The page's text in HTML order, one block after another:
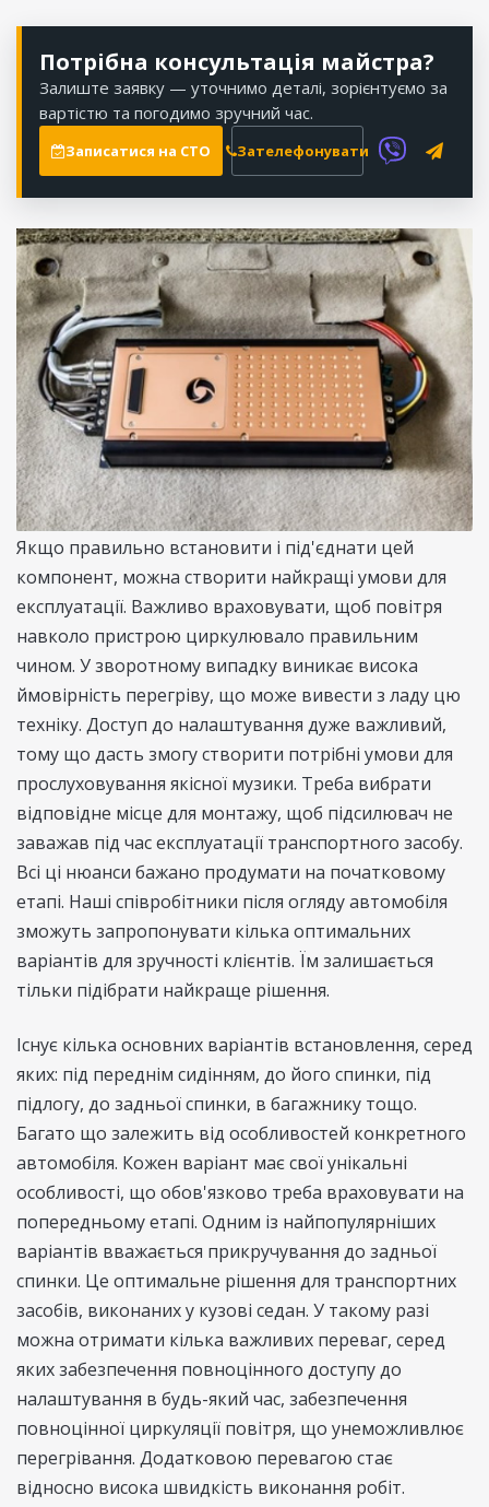
Потрібна консультація майстра?
Залиште заявку — уточнимо деталі, зорієнтуємо за
вартістю та погодимо зручний час.
Записатися на СТО Зателефонувати
Якщо правильно встановити і під'єднати цей
компонент, можна створити найкращі умови для
експлуатації. Важливо враховувати, щоб повітря
навколо пристрою циркулювало правильним
чином. У зворотному випадку виникає висока
ймовірність перегріву, що може вивести з ладу цю
техніку. Доступ до налаштування дуже важливий,
тому що дасть змогу створити потрібні умови для
прослуховування якісної музики. Треба вибрати
відповідне місце для монтажу, щоб підсилювач не
заважав під час експлуатації транспортного засобу.
Всі ці нюанси бажано продумати на початковому
етапі. Наші співробітники після огляду автомобіля
зможуть запропонувати кілька оптимальних
варіантів для зручності клієнтів. Їм залишається
тільки підібрати найкраще рішення.
Існує кілька основних варіантів встановлення, серед
яких: під переднім сидінням, до його спинки, під
підлогу, до задньої спинки, в багажнику тощо.
Багато що залежить від особливостей конкретного
автомобіля. Кожен варіант має свої унікальні
особливості, що обов'язково треба враховувати на
попередньому етапі. Одним із найпопулярніших
варіантів вважається прикручування до задньої
спинки. Це оптимальне рішення для транспортних
засобів, виконаних у кузові седан. У такому разі
можна отримати кілька важливих переваг, серед
яких забезпечення повноцінного доступу до
налаштування в будь-який час, забезпечення
повноцінної циркуляції повітря, що унеможливлює
перегрівання. Додатковою перевагою стає
відносно висока швидкість виконання робіт.